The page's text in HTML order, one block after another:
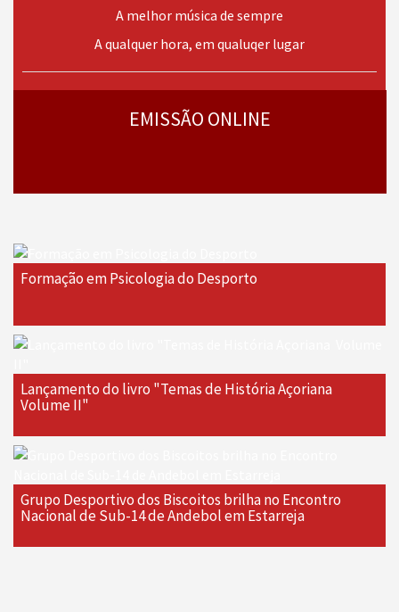
A melhor música de sempre
A qualquer hora, em qualuqer lugar
EMISSÃO ONLINE
Formação em Psicologia do Desporto
Lançamento do livro "Temas de História Açoriana 
Volume II"
Grupo Desportivo dos Biscoitos brilha no Encontro
Nacional de Sub-14 de Andebol em Estarreja